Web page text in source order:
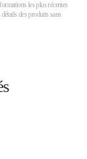
les plus récentes
des produits sans